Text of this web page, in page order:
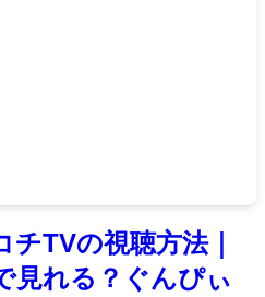
チTVの視聴方法｜
れる？ぐんぴぃ